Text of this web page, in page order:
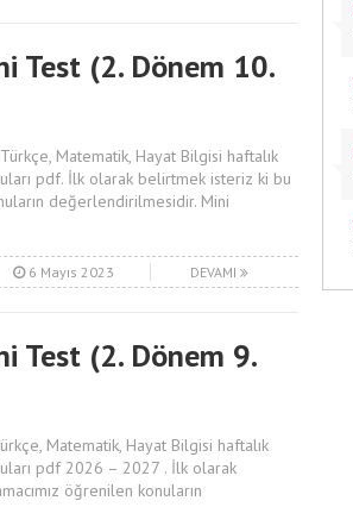
Test (2. Dönem 10.
Matematik, Hayat Bilgisi haftalık
pdf. İlk olarak belirtmek isteriz ki bu
değerlendirilmesidir. Mini
6 Mayıs 2023 DEVAMI
Test (2. Dönem 9.
Matematik, Hayat Bilgisi haftalık
pdf 2026 – 2027 . İlk olarak
öğrenilen konuların